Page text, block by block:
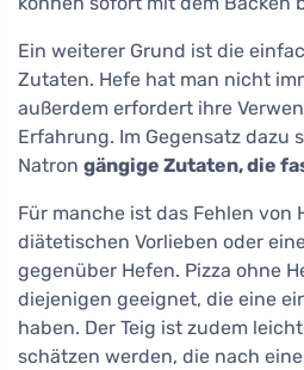
Ein weiterer Grund ist die
Zutaten. Hefe hat man nicht
außerdem erfordert ihre
Erfahrung. Im Gegensatz dazu
Natron gängige Zutaten, die
Für manche ist das Fehlen von
diätetischen Vorlieben oder
gegenüber Hefen. Pizza ohne
diejenigen geeignet, die eine
haben. Der Teig ist zudem
schätzen werden, die nach